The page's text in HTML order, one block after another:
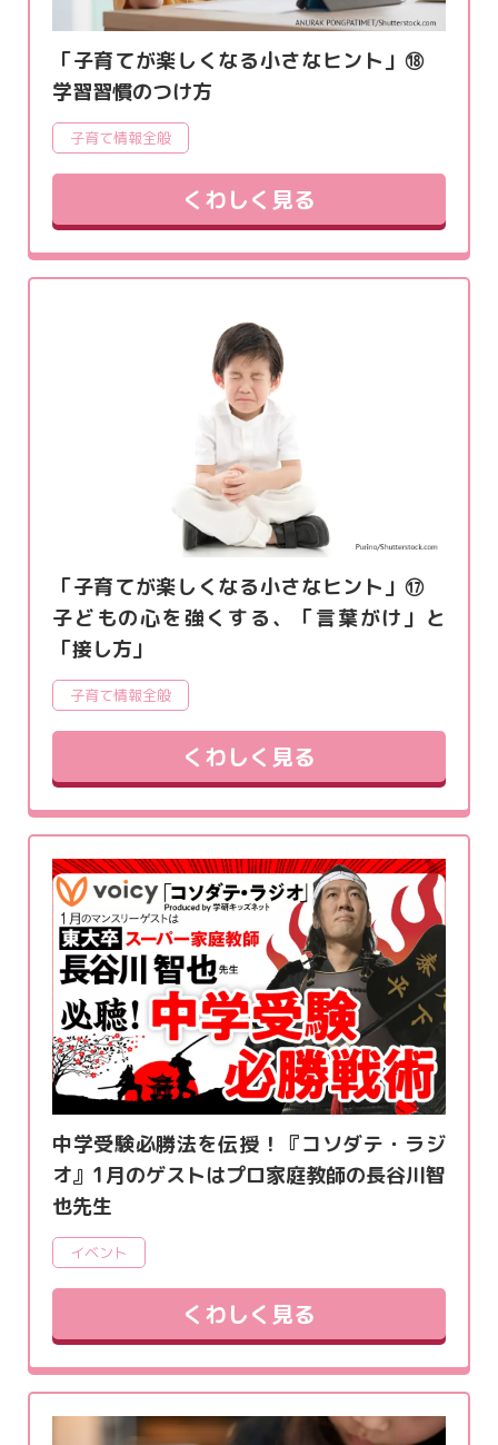
「子育てが楽しくなる小さなヒント」⑱
学習習慣のつけ方
子育て情報全般
くわしく見る
「子育てが楽しくなる小さなヒント」⑰
子どもの心を強くする、「言葉がけ」と
「接し方」
子育て情報全般
くわしく見る
中学受験必勝法を伝授！『コソダテ・ラジ
オ』1月のゲストはプロ家庭教師の長谷川智
也先生
イベント
くわしく見る